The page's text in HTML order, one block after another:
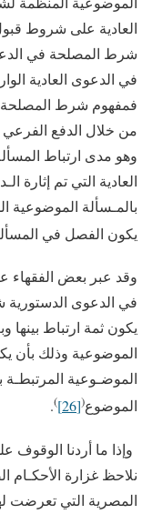
العادية على شروط
شرط المصلحة في
في الدعوى العادية
فمفهوم شرط المصلحة
من خلال الدفع الفرعي
وهو مدى ارتباط
العادية التي تم إثارة
بالمـسألة الموضوعية
يكون الفصل في
وقد عبر بعض
في الدعوى الدستورية
يكون ثمة ارتباط بينها
الموضوعية وذلك بأن
الموضـوعية
الموضوع(
[26]
)
.
وإذا ما أردنا الوقوف
نلاحظ غزارة الأحكـام
المصرية التي تعرضت